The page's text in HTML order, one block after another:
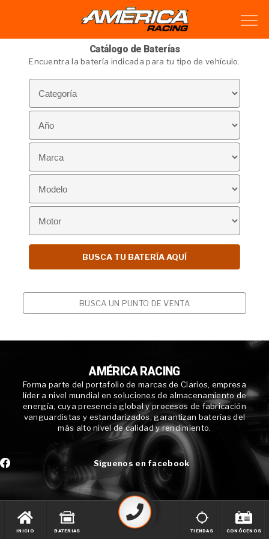
Catálogo de Baterías
Encuentra la batería indicada para tu tipo de vehículo.
BUSCA UN PUNTO DE VENTA
AMÉRICA RACING
Forma parte del portafolio de marcas de Clarios, empresa
líder a nivel mundial en soluciones de almacenamiento de
energía, cuya presencia global y procesos de fabricación
vanguardistas y estandarizados, garantizan baterías del
más alto nivel de calidad y rendimiento.
Síguenos en facebook
INICIO BATERIAS TIENDAS CONÓCENOS